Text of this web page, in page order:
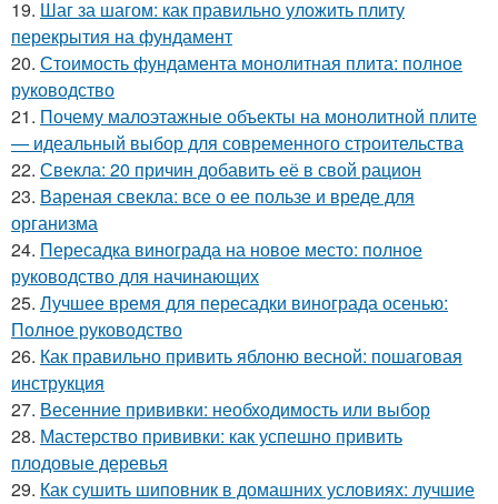
19. Шаг за шагом: как правильно уложить плиту
перекрытия на фундамент
20. Стоимость фундамента монолитная плита: полное
руководство
21. Почему малоэтажные объекты на монолитной плите
— идеальный выбор для современного строительства
22. Свекла: 20 причин добавить её в свой рацион
23. Вареная свекла: все о ее пользе и вреде для
организма
24. Пересадка винограда на новое место: полное
руководство для начинающих
25. Лучшее время для пересадки винограда осенью:
Полное руководство
26. Как правильно привить яблоню весной: пошаговая
инструкция
27. Весенние прививки: необходимость или выбор
28. Мастерство прививки: как успешно привить
плодовые деревья
29. Как сушить шиповник в домашних условиях: лучшие